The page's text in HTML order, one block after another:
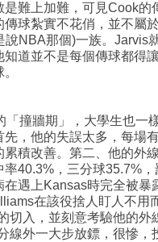
是難上加難，可見Cook的
傳球紮實不花俏，並不屬
說NBA那個)一族。Jarvis
知道並不是每個傳球都得
「撞牆期」，大學生也一
，他的失誤太多，每場
積改善。第二、他的外
40.3%，三分球35.7%，
遇上Kansas時完全被暴
在該役捨人盯人不用
切入，並刻意考驗他的外
線外一大步放鏢，很慘，